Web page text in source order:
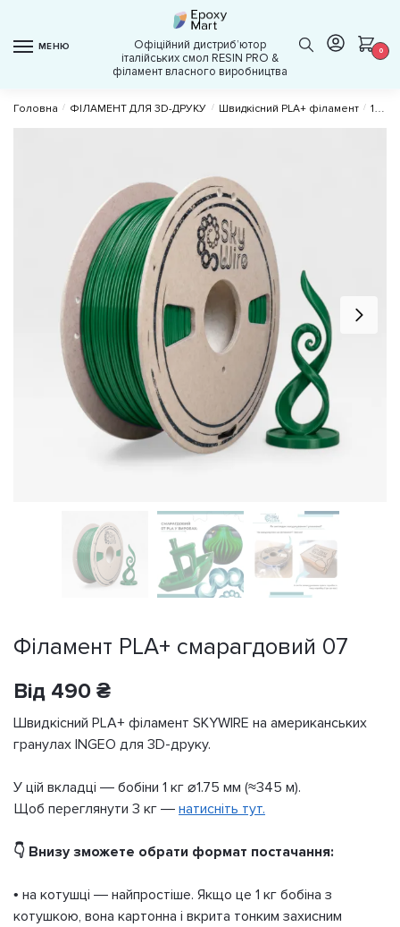
navigation
contentМЕНЮ
Офіційний дистрибʼютор
італійських смол RESIN PRO &
філамент власного виробництва
0
Головна / ФІЛАМЕНТ ДЛЯ 3D-ДРУКУ / Швидкісний PLA+ філамент / 1 кг PLA+ ⌀1.75 мм
Філамент PLA+ смарагдовий 07
Від 490 ₴
Швидкісний PLA+ філамент SKYWIRE на американських
гранулах INGEO для 3D-друку.
У цій вкладці — бобіни 1 кг ⌀1.75 мм (≈345 м).
Щоб переглянути 3 кг — натисніть тут.
👇 Внизу зможете обрати формат постачання:
• на котушці — найпростіше. Якщо це 1 кг бобіна з
котушкою, вона картонна і вкрита тонким захисним